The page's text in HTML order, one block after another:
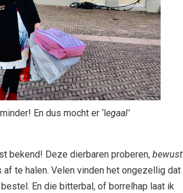
En dus mocht er ‘legaal’
bekend! Deze dierbaren proberen, bewust
te halen. Velen vinden het ongezellig dat
bestel. En die bitterbal, of borrelhap laat ik